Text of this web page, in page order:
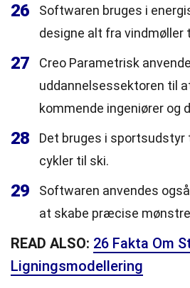
26
Softwaren bruges i
designe alt fra vindmøller
27
Creo Parametrisk
uddannelsessektoren til
kommende ingeniører og
28
Det bruges i
cykler til ski.
29
Softwaren anvendes
at skabe præcise
READ ALSO: 26 Fakta Om
Ligningsmodellering